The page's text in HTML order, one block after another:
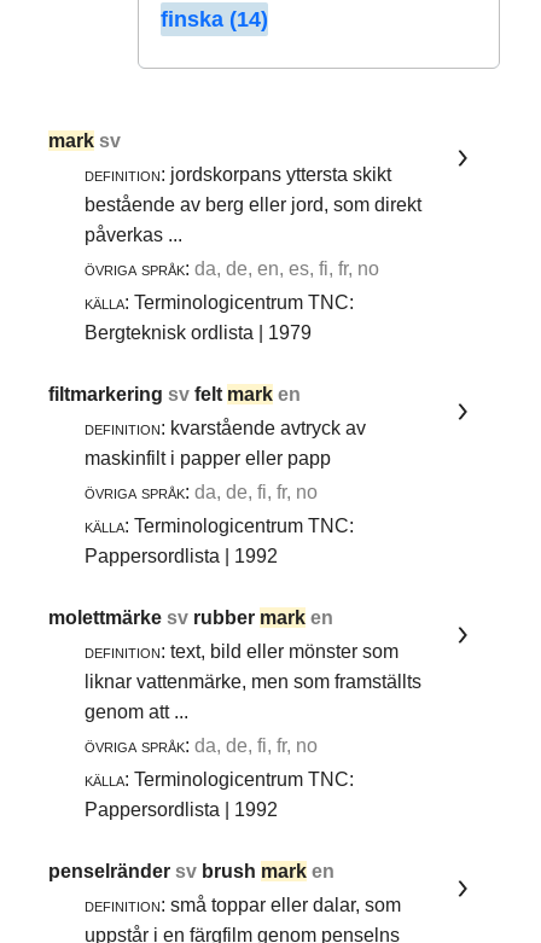
finska (14)
mark sv
definition: jordskorpans yttersta skikt
bestående av berg eller jord, som direkt
påverkas ...
övriga språk: da, de, en, es, fi, fr, no
källa: Terminologicentrum TNC:
Bergteknisk ordlista | 1979
filtmarkeringsvfelt mark en
definition: kvarstående avtryck av
maskinfilt i papper eller papp
övriga språk: da, de, fi, fr, no
källa: Terminologicentrum TNC:
Pappersordlista | 1992
molettmärkesv rubber mark en
definition: text, bild eller mönster som
liknar vattenmärke, men som framställts
genom att ...
övriga språk: da, de, fi, fr, no
källa: Terminologicentrum TNC:
Pappersordlista | 1992
penselrändersv brush mark en
definition: små toppar eller dalar, som
uppstår i en färgfilm genom penselns